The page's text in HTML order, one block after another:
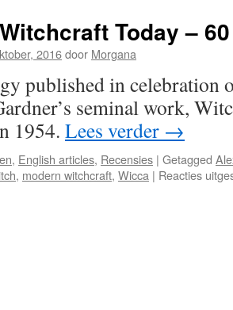
Today –
2016door Morgana
published in celebration
seminal work,
1954. Lees verder →
, English articles, Recensies | Getagged
, modern witchcraft, Wicca | Reacties